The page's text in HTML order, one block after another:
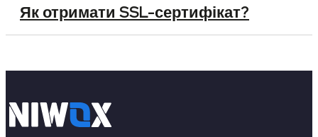
Як отримати SSL-сертифікат?